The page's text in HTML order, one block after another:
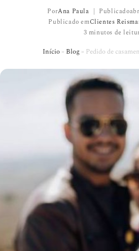
PorAna Paula Publicado
Publicado emClientes
3 minutos de
Início » Blog » Pedido de